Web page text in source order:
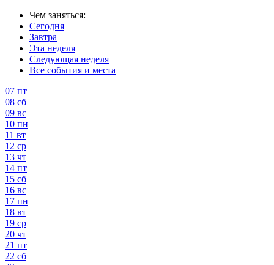
Чем заняться:
Сегодня
Завтра
Эта неделя
Следующая неделя
Все события и места
07 пт
08 сб
09 вс
10 пн
11 вт
12 ср
13 чт
14 пт
15 сб
16 вс
17 пн
18 вт
19 ср
20 чт
21 пт
22 сб